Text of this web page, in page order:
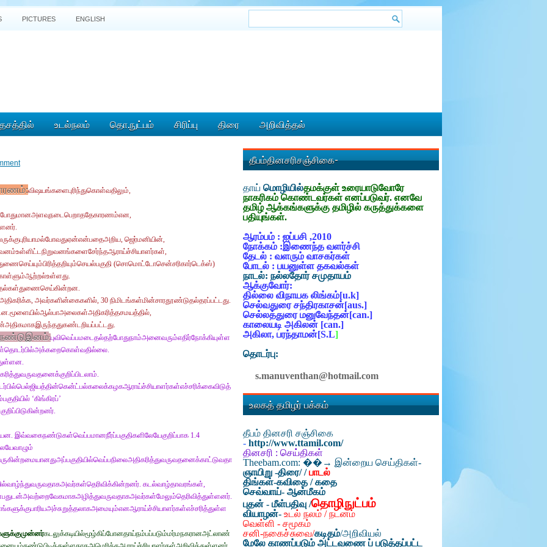
PICTURES ENGLISH
உடல்நலம் தொ.நுட்பம் சிரிப்பு திரை அறிவித்தல்
விஷயங்களைபுரிந்துகொள்வதிலும்,
ஜெர்மனியின்,
(சொமொட்டோசென்சரிகார்டெக்ஸ்)
அவர்களின்கைகளில், 30 நிமிடங்கள்மின்சாரதூண்டுதல்தரப்பட்டது.
:புவிவெப்பமடைதல்தற்போதுநாம்அனைவரும்எதிர்நோக்கியுள்ள
‘கிங்கிரப்’
இவ்வகைநண்டுகள்வெப்பமானநீர்ப்பகுதிகளிலேயேகுறிப்பாக 1.4
கடல்வாழ்தாவரங்கள்,
கடலுக்கடியில்மூழ்கிப்போனதாய்நம்பப்படும்மர்மநகரானஅட்லாண்
தீபம்தினசரிசஞ்சிகை-
தாய் மொழியில்தமக்குள் உரையாடுவோரே
நாகரிகம் கொண்டவர்கள் எனப்படுவர். எனவே
தமிழ் ஆக்கங்களுக்கு தமிழில் கருத்துக்களை
பதியுங்கள்.
ஆரம்பம் : ஐப்பசி ,2010
நோக்கம் :இணைந்த வளர்ச்சி
தேடல் : வளரும் வாசகர்கள்
போடல் : பயனுள்ள தகவல்கள்
நாடல்: நல்லதோர் சமுதாயம்
ஆக்குவோர்:
தில்லை விநாயக லிங்கம்[u.k]
செல்வதுரை சந்திரகாசன்[aus.]
செல்லத்துரை மனுவேந்தன்[can.]
காலையடி அகிலன் [can.]
அகிலா, பரந்தாமன்[S.L]
தொடர்பு:
s.manuventhan@hotmail.com
உலகத் தமிழர் பக்கம்
தீபம் தினசரி சஞ்சிகை
- http://www.ttamil.com/
தினசரி : செய்திகள்
Theebam.com: ��→ இன்றைய செய்திகள்-
ஞாயிறு -திரை//பாடல்
திங்கள்-கவிதை / கதை
செவ்வாய்- ஆன்மீகம்
புதன் - மீள்பதிவு /தொழிநுட்பம்
வியாழன்- உடல் நலம் / நடனம்
வெள்ளி - சமூகம்
சனி-நகைச்சுவை/கடிதம்/அறிவியல்
மேலே காணப்படும் அட்டவணை ப் படுத்தப்பட்ட